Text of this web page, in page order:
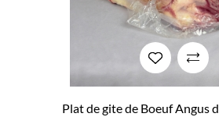
Plat de gite de Boeuf Angus